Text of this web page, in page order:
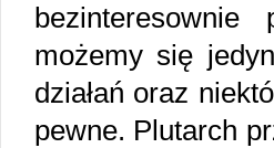
bezinteresownie
możemy się
działań oraz
pewne. Plutarch